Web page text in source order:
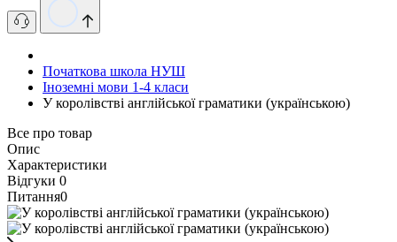
Початкова школа НУШ
Іноземні мови 1-4 класи
У королівстві англійської граматики (українською)
Все про товар
Опис
Характеристики
Відгуки 0
Питання0